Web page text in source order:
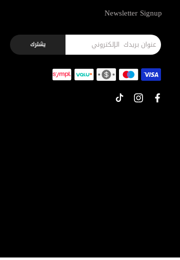
Newsletter Signup
يشترك